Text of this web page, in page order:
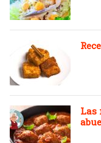
Las